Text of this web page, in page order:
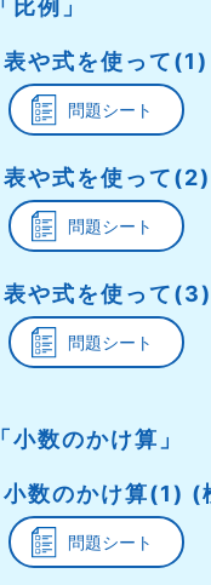
「比例」
表や式を使って
問題シート
表や式を使って
問題シート
表や式を使って
問題シート
「小数のかけ算」
小数のかけ算(1)
問題シート